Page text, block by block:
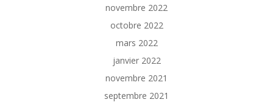
novembre 2022
octobre 2022
mars 2022
janvier 2022
novembre 2021
septembre 2021